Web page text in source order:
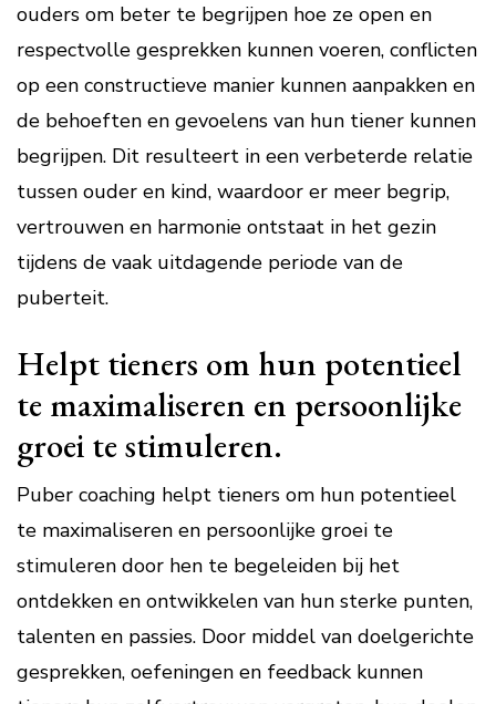
ouders om beter te begrijpen hoe ze open en
respectvolle gesprekken kunnen voeren, conflicten
op een constructieve manier kunnen aanpakken en
de behoeften en gevoelens van hun tiener kunnen
begrijpen. Dit resulteert in een verbeterde relatie
tussen ouder en kind, waardoor er meer begrip,
vertrouwen en harmonie ontstaat in het gezin
tijdens de vaak uitdagende periode van de
puberteit.
Helpt tieners om hun potentieel
te maximaliseren en persoonlijke
groei te stimuleren.
Puber coaching helpt tieners om hun potentieel
te maximaliseren en persoonlijke groei te
stimuleren door hen te begeleiden bij het
ontdekken en ontwikkelen van hun sterke punten,
talenten en passies. Door middel van doelgerichte
gesprekken, oefeningen en feedback kunnen